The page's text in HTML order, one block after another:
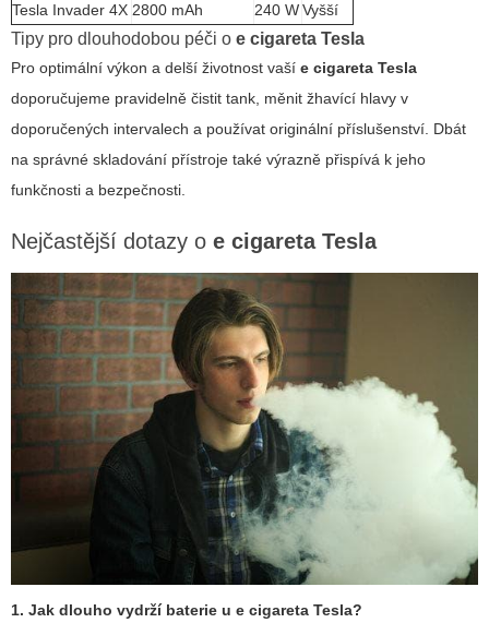
Tesla Invader 4X 2800 mAh 240 WVyšší
Tipy pro dlouhodobou péči o e cigareta Tesla
Pro optimální výkon a delší životnost vaší e cigareta Tesla
doporučujeme pravidelně čistit tank, měnit žhavící hlavy v
doporučených intervalech a používat originální příslušenství. Dbát
na správné skladování přístroje také výrazně přispívá k jeho
funkčnosti a bezpečnosti.
Nejčastější dotazy o e cigareta Tesla
1. Jak dlouho vydrží baterie u e cigareta Tesla?